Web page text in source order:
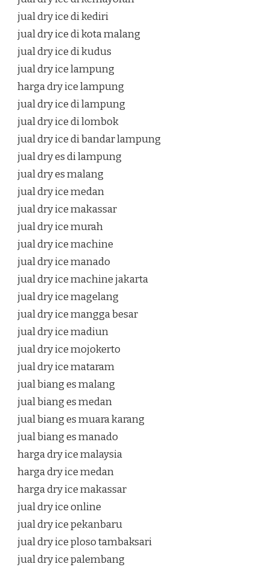
jual dry ice di kediri
jual dry ice di kota malang
jual dry ice di kudus
jual dry ice lampung
harga dry ice lampung
jual dry ice di lampung
jual dry ice di lombok
jual dry ice di bandar lampung
jual dry es di lampung
jual dry es malang
jual dry ice medan
jual dry ice makassar
jual dry ice murah
jual dry ice machine
jual dry ice manado
jual dry ice machine jakarta
jual dry ice magelang
jual dry ice mangga besar
jual dry ice madiun
jual dry ice mojokerto
jual dry ice mataram
jual biang es malang
jual biang es medan
jual biang es muara karang
jual biang es manado
harga dry ice malaysia
harga dry ice medan
harga dry ice makassar
jual dry ice online
jual dry ice pekanbaru
jual dry ice ploso tambaksari
jual dry ice palembang